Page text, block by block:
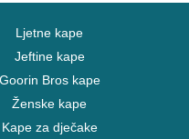
Ljetne kape
Jeftine kape
Goorin Bros kape
Ženske kape
Kape za dječake